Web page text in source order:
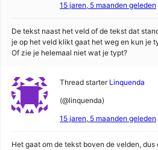
15 jaren, 5 maanden geleden
De tekst naast het veld of de tekst dat
je op het veld klikt gaat het weg en kun je
Of zie je helemaal niet wat je typt?
Thread starter Linquenda
(@linquenda)
15 jaren, 5 maanden geleden
Het gaat om de tekst boven de velden,